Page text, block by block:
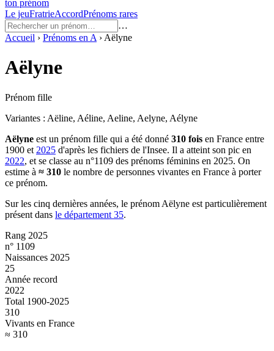
ton prénom
Le jeuFratrieAccordPrénoms rares
…
Accueil › Prénoms en A › Aëlyne
Aëlyne
Prénom fille
Variantes : Aëline, Aéline, Aeline, Aelyne, Aélyne
Aëlyne est un prénom fille qui a été donné 310 fois en France entre
1900 et 2025 d'après les fichiers de l'Insee. Il a atteint son pic en
2022, et se classe au n°1109 des prénoms féminins en 2025. On
estime à ≈ 310 le nombre de personnes vivantes en France à porter
ce prénom.
Sur les cinq dernières années, le prénom Aëlyne est particulièrement
présent dans le département 35.
Rang 2025
n° 1109
Naissances 2025
25
Année record
2022
Total 1900-2025
310
Vivants en France
≈ 310